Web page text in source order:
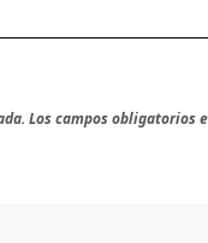
Los campos obligatorios